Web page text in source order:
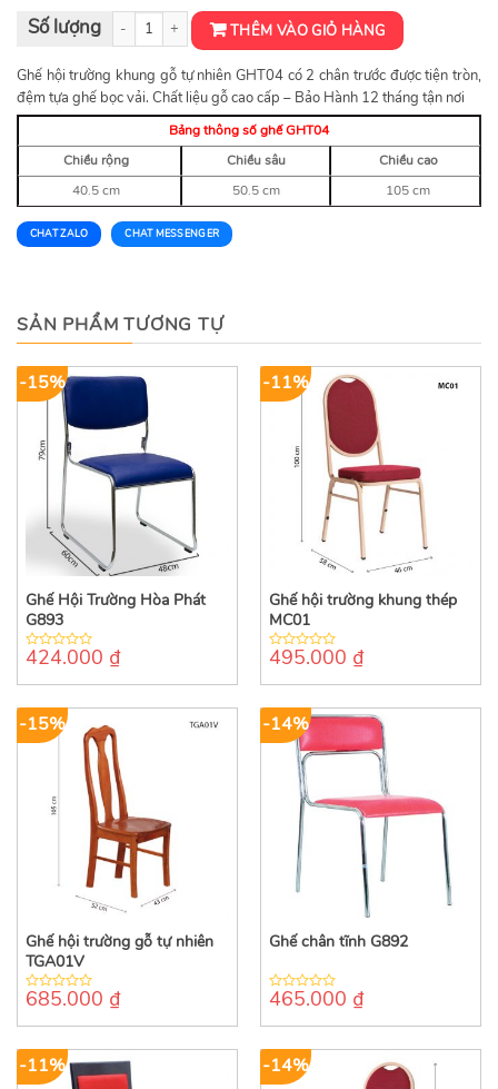
Ghế hội trường Gỗ tự nhiên GHT04 số lượngTHÊM VÀO GIỎ HÀNG
Ghế hội trường khung gỗ tự nhiên GHT04 có 2 chân trước được tiện tròn,
đệm tựa ghế bọc vải. Chất liệu gỗ cao cấp – Bảo Hành 12 tháng tận nơi
Bảng thông số ghế GHT04
Chiều rộng
Chiều sâu
Chiều cao
40.5 cm
50.5 cm 105 cm
CHAT ZALO CHAT MESSENGER
SẢN PHẨM TƯƠNG TỰ
-15%
Ghế Hội Trường Hòa Phát
G893
0
of
424.000 ₫
-11%
Ghế hội trường khung thép
MC01
0
of
495.000 ₫
-15%
Ghế hội trường gỗ tự nhiên
TGA01V
0
of
685.000 ₫
-14%
Ghế chân tĩnh G892
0
of
465.000 ₫
-11% -14%